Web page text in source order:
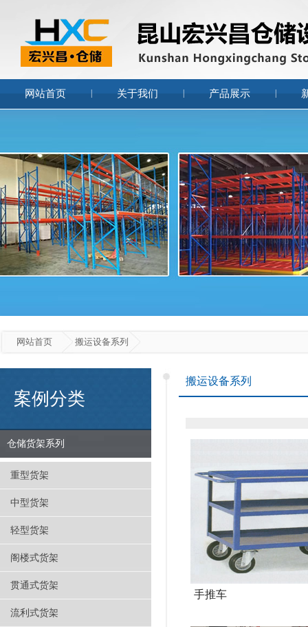
网站首页 关于我们 产品展示
网站首页 搬运设备系列
案例分类
仓储货架系列
重型货架
中型货架
轻型货架
阁楼式货架
贯通式货架
流利式货架
搬运设备系列
手推车